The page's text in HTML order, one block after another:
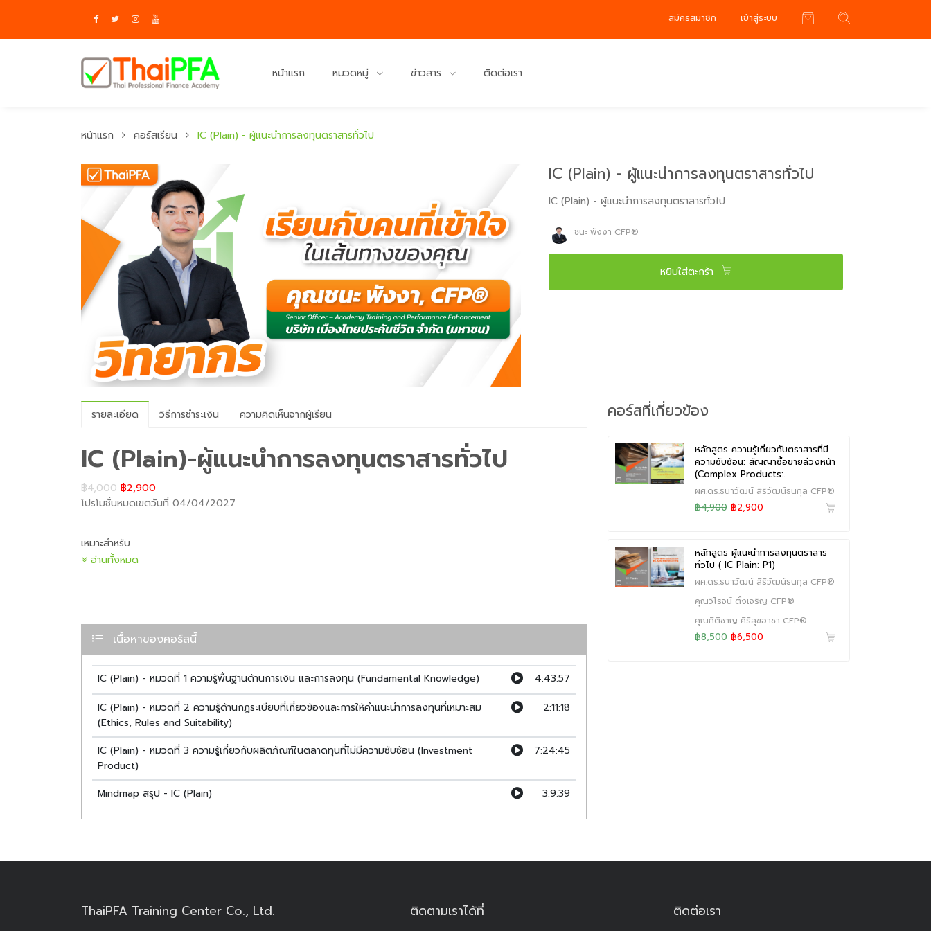
สมัครสมาชิก เข้าสู่ระบบ
หน้าแรก หมวดหมู่ ข่าวสาร ติดต่อเรา
หน้าแรก คอร์สเรียน IC (Plain) - ผู้แนะนำการลงทุนตราสารทั่วไป
IC (Plain) - ผู้แนะนำการลงทุนตราสารทั่วไป
IC (Plain) - ผู้แนะนำการลงทุนตราสารทั่วไป
ชนะ พังงา CFP®
หยิบใส่ตะกร้า
รายละเอียด วิธีการชำระเงิน ความคิดเห็นจากผู้เรียน
IC (Plain)-ผู้แนะนำการลงทุนตราสารทั่วไป
฿4,000 ฿2,900
โปรโมชั่นหมดเขตวันที่ 04/04/2027
เหมาะสำหรับ
ผู้ที่ต้องการสอบเพื่อรับใบอนุญาต IC (Plain)
ทั้งสามารถประยุกต์ใช้ในการประกอบวิชาชีพอย่างถูกต้อง
โครงสร้างหลักสูตร
หมวดที่ 1 ความรู้พื้นฐานด้านการเงิน และการลงทุน (Fundamental Knowledge)
หมวดที่ 2 ความรู้ด้านกฎระเบียบที่เกี่ยวข้องและการให้คำแนะนำการลงทุนที่เหมาะสม (Ethics, Rules and Suitability)
หมวดที่ 3 ความรู้เกี่ยวกับผลิตภัณฑ์ในตลาดทุนที่ไม่มีความซับซ้อน (Investment Product)
บรรยายโดย คุณ ชนะ พังงา CFP®
ระยะเวลาเนื้อหาการเรียนทั้งหมด - ประมาณ 14 ชั่วโมง
ระยะเวลาสรุปเนื้อหา - ประมาณ 3 ชั่วโมง
ระยะเวลาในการเข้าเรียน - 90 วัน
ฟรี!เอกสารไฟล์อิเล็กทรอนิกส์
อ่านทั้งหมด
เนื้อหาของคอร์สนี้
IC (Plain) - หมวดที่ 1 ความรู้พื้นฐานด้านการเงิน และการลงทุน (Fundamental Knowledge)
4:43:57
IC (Plain) - หมวดที่ 2 ความรู้ด้านกฎระเบียบที่เกี่ยวข้องและการให้คำแนะนำการลงทุนที่เหมาะสม
(Ethics, Rules and Suitability)
2:11:18
IC (Plain) - หมวดที่ 3 ความรู้เกี่ยวกับผลิตภัณฑ์ในตลาดทุนที่ไม่มีความซับซ้อน (Investment
Product)
7:24:45
Mindmap สรุป - IC (Plain) 3:9:39
คอร์สที่เกี่ยวข้อง
หลักสูตร ความรู้เกี่ยวกับตราสารที่มี
ความซับซ้อน: สัญญาซื้อขายล่วงหน้า
(Complex Products:…
ผศ.ดร.ธนาวัฒน์ สิริวัฒน์ธนกุล CFP®
฿4,900 ฿2,900
หลักสูตร ผู้แนะนำการลงทุนตราสาร
ทั่วไป ( IC Plain: P1)
ผศ.ดร.ธนาวัฒน์ สิริวัฒน์ธนกุล CFP®
คุณวิโรจน์ ตั้งเจริญ CFP®
คุณกิติชาญ ศิริสุขอาชา CFP®
฿8,500 ฿6,500
ThaiPFA Training Center Co., Ltd. ติดตามเราได้ที่ ติดต่อเรา